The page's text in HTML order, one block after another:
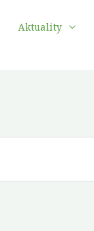
Aktuality